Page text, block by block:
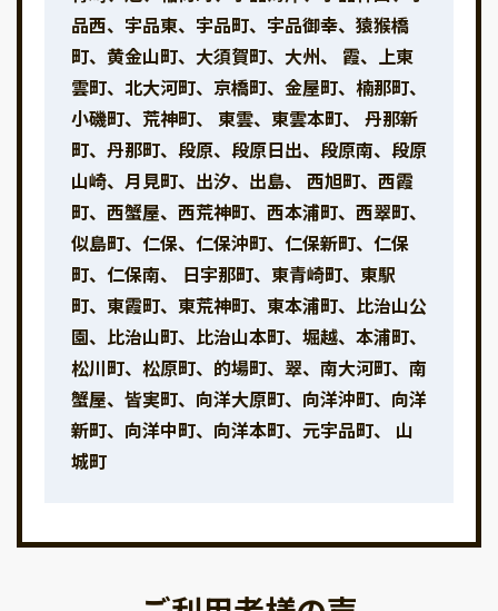
品西、宇品東、宇品町、宇品御幸、猿猴橋
町、黄金山町、大須賀町、大州、 霞、上東
雲町、北大河町、京橋町、金屋町、楠那町、
小磯町、荒神町、 東雲、東雲本町、 丹那新
町、丹那町、段原、段原日出、段原南、段原
山崎、月見町、出汐、出島、 西旭町、西霞
町、西蟹屋、西荒神町、西本浦町、西翠町、
似島町、仁保、仁保沖町、仁保新町、仁保
町、仁保南、 日宇那町、東青崎町、東駅
町、東霞町、東荒神町、東本浦町、比治山公
園、比治山町、比治山本町、堀越、本浦町、
松川町、松原町、的場町、翠、南大河町、南
蟹屋、皆実町、向洋大原町、向洋沖町、向洋
新町、向洋中町、向洋本町、元宇品町、 山
城町